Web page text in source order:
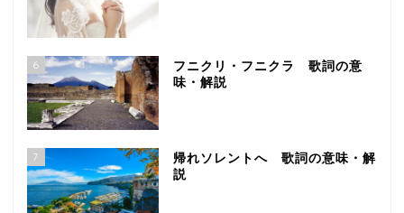
6
フニクリ・フニクラ 歌詞の意
味・解説
7
帰れソレントへ 歌詞の意味・解
説